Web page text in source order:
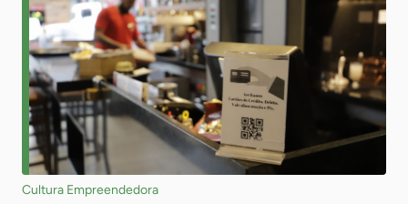
Cultura Empreendedora